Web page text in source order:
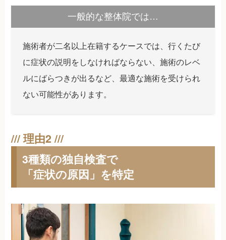
一般的な整体院では…
施術者が二名以上在籍するケースでは、行くたび
に症状の説明をしなければならない、施術のレベ
ルにばらつきが出るなど、最適な施術を受けられ
ない可能性があります。
3種類の独自検査で
「症状の原因」を特定